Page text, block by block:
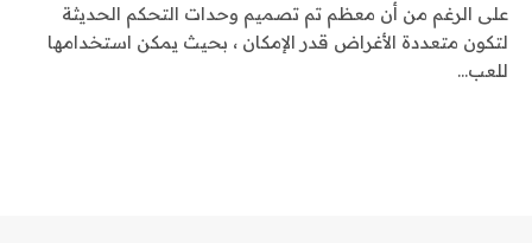
على الرغم من أن معظم تم تصميم وحدات التحكم الحديثة
لتكون متعددة الأغراض قدر الإمكان ، بحيث يمكن استخدامها
للعب…